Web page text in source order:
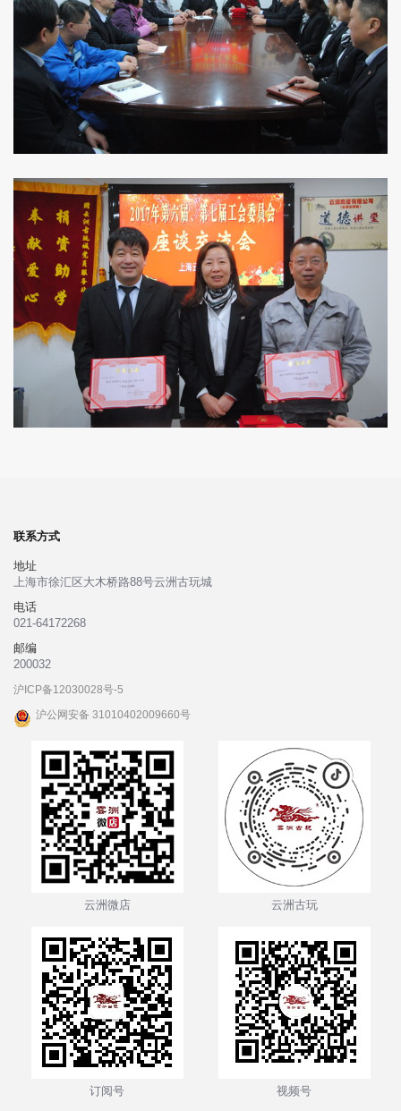
联系方式
地址
上海市徐汇区大木桥路88号云洲古玩城
电话
021-64172268
邮编
200032
沪ICP备12030028号-5
沪公网安备 31010402009660号
云洲微店 云洲古玩
订阅号 视频号